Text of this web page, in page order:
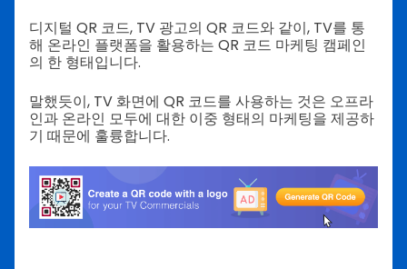
디지털 QR 코드, TV 광고의 QR 코드와 같이, TV를 통
해 온라인 플랫폼을 활용하는 QR 코드 마케팅 캠페인
의 한 형태입니다.
말했듯이, TV 화면에 QR 코드를 사용하는 것은 오프라
인과 온라인 모두에 대한 이중 형태의 마케팅을 제공하
기 때문에 훌륭합니다.